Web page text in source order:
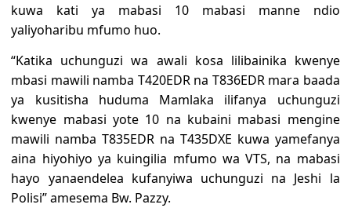
kuwa kati ya mabasi 10 mabasi manne ndio
yaliyoharibu mfumo huo.
“Katika uchunguzi wa awali kosa lilibainika kwenye
mbasi mawili namba T420EDR na T836EDR mara baada
ya kusitisha huduma Mamlaka ilifanya uchunguzi
kwenye mabasi yote 10 na kubaini mabasi mengine
mawili namba T835EDR na T435DXE kuwa yamefanya
aina hiyohiyo ya kuingilia mfumo wa VTS, na mabasi
hayo yanaendelea kufanyiwa uchunguzi na Jeshi la
Polisi” amesema Bw. Pazzy.